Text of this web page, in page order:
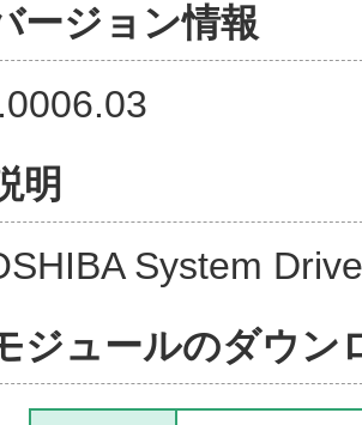
ージョン情報
明
System
ジュールのダウン